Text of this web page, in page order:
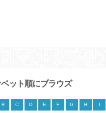
ット順にブラウズ
B C D E F G H I